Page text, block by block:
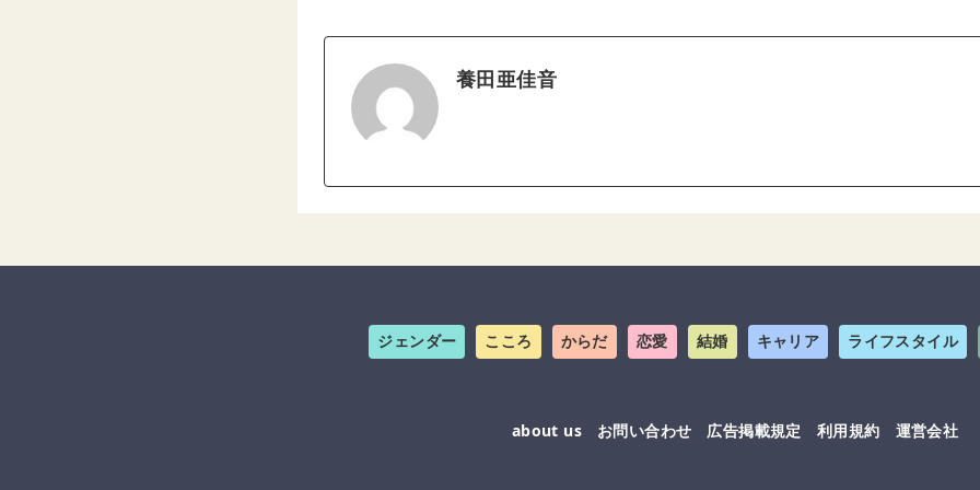
養田亜佳音
ジェンダー こころ からだ 恋愛 結婚 キャリア ライフスタイル
about us お問い合わせ 広告掲載規定 利用規約 運営会社